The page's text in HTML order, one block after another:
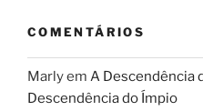
COMENTÁRIOS
Marlyem A Descendência
Descendência do Ímpio